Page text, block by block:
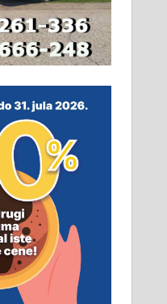
Рудник
20
Услови:
пожељно
на истим и
али не и
Обезбеђен
исхрана.
22
завршних
и молерских
058
возач са Б
85-511